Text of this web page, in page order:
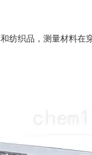
纺织品，测量材料在